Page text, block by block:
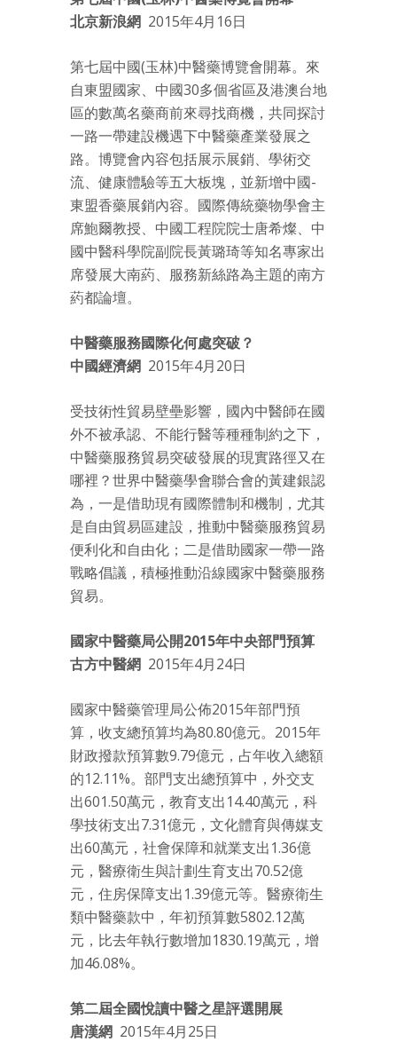
北京新浪網 2015年4月16日
第七屆中國(玉林)中醫藥博覽會開幕。來
自東盟國家、中國30多個省區及港澳台地
區的數萬名藥商前來尋找商機，共同探討
一路一帶建設機遇下中醫藥產業發展之
路。博覽會內容包括展示展銷、學術交
流、健康體驗等五大板塊，並新增中國-
東盟香藥展銷內容。國際傳統藥物學會主
席鮑爾教授、中國工程院院士唐希燦、中
國中醫科學院副院長黃璐琦等知名專家出
席發展大南葯、服務新絲路為主題的南方
葯都論壇。
中醫藥服務國際化何處突破？
中國經濟網 2015年4月20日
受技術性貿易壁壘影響，國內中醫師在國
外不被承認、不能行醫等種種制約之下，
中醫藥服務貿易突破發展的現實路徑又在
哪裡？世界中醫藥學會聯合會的黃建銀認
為，一是借助現有國際體制和機制，尤其
是自由貿易區建設，推動中醫藥服務貿易
便利化和自由化；二是借助國家一帶一路
戰略倡議，積極推動沿線國家中醫藥服務
貿易。
國家中醫藥局公開2015年中央部門預算
古方中醫網 2015年4月24日
國家中醫藥管理局公佈2015年部門預
算，收支總預算均為80.80億元。2015年
財政撥款預算數9.79億元，占年收入總額
的12.11%。部門支出總預算中，外交支
出601.50萬元，教育支出14.40萬元，科
學技術支出7.31億元，文化體育與傳媒支
出60萬元，社會保障和就業支出1.36億
元，醫療衛生與計劃生育支出70.52億
元，住房保障支出1.39億元等。醫療衛生
類中醫藥款中，年初預算數5802.12萬
元，比去年執行數增加1830.19萬元，增
加46.08%。
第二屆全國悅讀中醫之星評選開展
唐漢網 2015年4月25日